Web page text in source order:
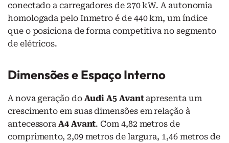
conectado a carregadores de 270 kW. A autonomia
homologada pelo Inmetro é de 440 km, um índice
que o posiciona de forma competitiva no segmento
de elétricos.
Dimensões e Espaço Interno
A nova geração do Audi A5 Avantapresenta um
crescimento em suas dimensões em relação à
antecessoraA4 Avant. Com 4,82 metros de
comprimento, 2,09 metros de largura, 1,46 metros de